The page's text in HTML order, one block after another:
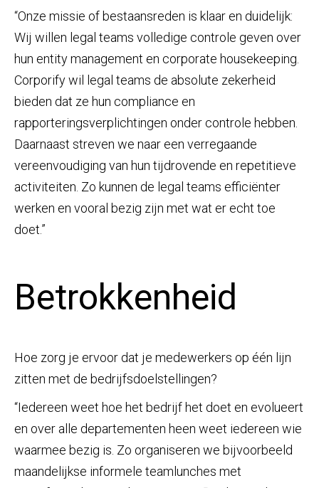
“Onze missie of bestaansreden is klaar en duidelijk:
Wij willen legal teams volledige controle geven over
hun entity management en corporate housekeeping.
Corporify wil legal teams de absolute zekerheid
bieden dat ze hun compliance en
rapporteringsverplichtingen onder controle hebben.
Daarnaast streven we naar een verregaande
vereenvoudiging van hun tijdrovende en repetitieve
activiteiten. Zo kunnen de legal teams efficiënter
werken en vooral bezig zijn met wat er echt toe
doet.”
Betrokkenheid
Hoe zorg je ervoor dat je medewerkers op één lijn
zitten met de bedrijfsdoelstellingen?
“Iedereen weet hoe het bedrijf het doet en evolueert
en over alle departementen heen weet iedereen wie
waarmee bezig is. Zo organiseren we bijvoorbeeld
maandelijkse informele teamlunches met